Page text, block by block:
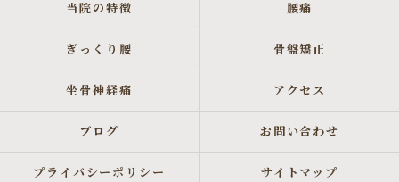
当院の特徴 腰痛
ぎっくり腰 骨盤矯正
坐骨神経痛 アクセス
ブログ お問い合わせ
プライバシーポリシー サイトマップ